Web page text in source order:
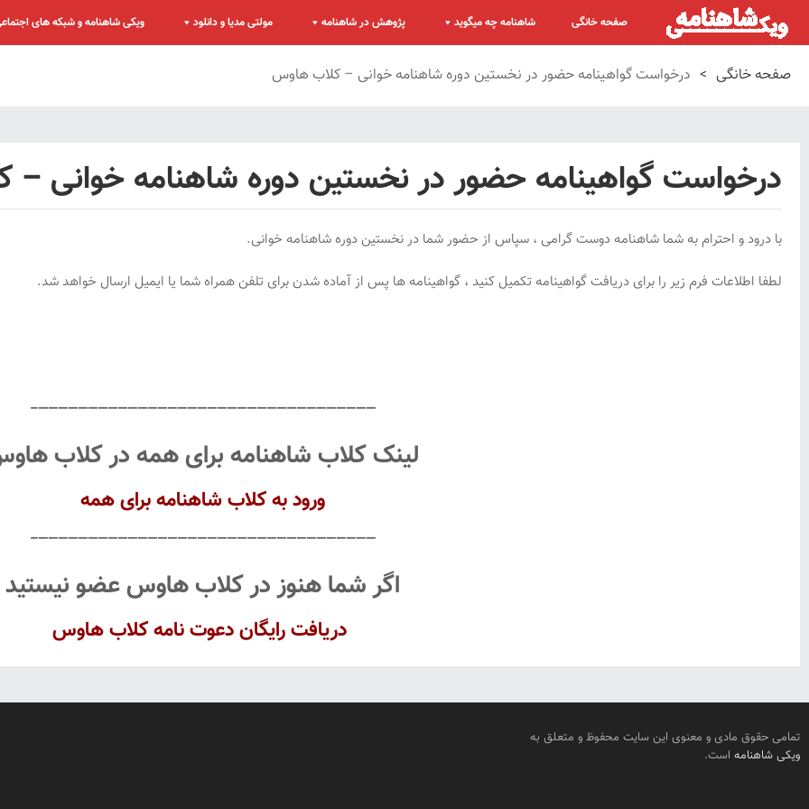
صفحه خانگی شاهنامه چه میگوید پژوهش در شاهنامه مولتی مدیا و دانلود ویکی شاهنامه و شبکه های
صفحه خانگی > درخواست گواهینامه حضور در نخستین دوره شاهنامه خوانی – کلاب هاوس
درخواست گواهینامه حضور در نخستین دوره شاهنامه خوانی
با درود و احترام به شما شاهنامه دوست گرامی ، سپاس از حضور شما در نخستین دوره شاهنامه خوانی.
لطفا اطلاعات فرم زیر را برای دریافت گواهینامه تکمیل کنید ، گواهینامه ها پس از آماده شدن برای تلفن همراه شما یا ایمیل ارسال خواهد شد.
——————————————————————————————————–
لینک کلاب شاهنامه برای همه در کلاب
ورود به کلاب شاهنامهبرای همه
——————————————————————————————————–
اگر شما هنوز در کلاب هاوس عضو نیستید
دریافت رایگان دعوت نامه کلاب هاوس
تمامی حقوق مادی و معنوی این سایت محفوظ و متعلق به
ویکی شاهنامه است.